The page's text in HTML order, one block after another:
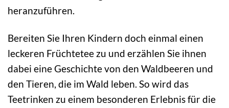
heranzuführen.
Bereiten Sie Ihren Kindern doch einmal einen
leckeren Früchtetee zu und erzählen Sie ihnen
dabei eine Geschichte von den Waldbeeren und
den Tieren, die im Wald leben. So wird das
Teetrinken zu einem besonderen Erlebnis für die